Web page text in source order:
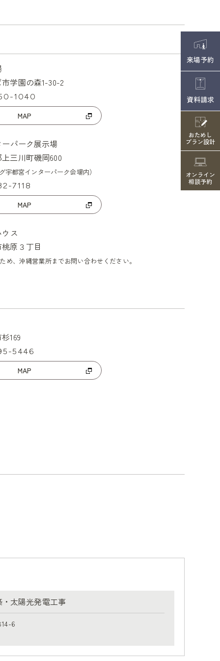
学園の森1-30-2
1040
MAP
パーク展示場
三川町磯岡600
宇都宮インターパーク会場内）
7118
MAP
ス
原３丁目
め、沖縄営業所までお問い合わせください。
169
5446
MAP
太陽光発電工事
6
来場予約
資料請求
おためし
プラン設計
オンライン
相談予約